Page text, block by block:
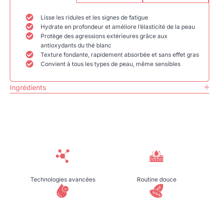
Lisse les ridules et les signes de fatigue
Hydrate en profondeur et améliore l’élasticité de la peau
Protège des agressions extérieures grâce aux
antioxydants du thé blanc
Texture fondante, rapidement absorbée et sans effet gras
Convient à tous les types de peau, même sensibles
Ingrédients
Technologies avancées Routine douce